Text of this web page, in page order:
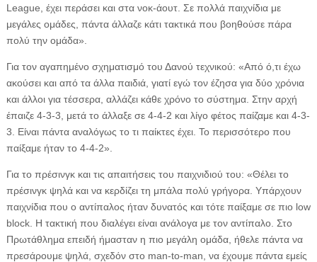
League, έχει περάσει και στα νοκ-άουτ. Σε πολλά παιχνίδια με
μεγάλες ομάδες, πάντα άλλαζε κάτι τακτικά που βοηθούσε πάρα
πολύ την ομάδα».
Για τον αγαπημένο σχηματισμό του Δανού τεχνικού: «Από ό,τι έχω
ακούσει και από τα άλλα παιδιά, γιατί εγώ τον έζησα για δύο χρόνια
και άλλοι για τέσσερα, αλλάζει κάθε χρόνο το σύστημα. Στην αρχή
έπαιζε 4-3-3, μετά το άλλαξε σε 4-4-2 και λίγο φέτος παίζαμε και 4-3-
3. Είναι πάντα αναλόγως το τι παίκτες έχει. Το περισσότερο που
παίξαμε ήταν το 4-4-2».
Για το πρέσινγκ και τις απαιτήσεις του παιχνιδιού του: «Θέλει το
πρέσινγκ ψηλά και να κερδίζει τη μπάλα πολύ γρήγορα. Υπάρχουν
παιχνίδια που ο αντίπαλος ήταν δυνατός και τότε παίξαμε σε πιο low
block. Η τακτική που διαλέγει είναι ανάλογα με τον αντίπαλο. Στο
Πρωτάθλημα επειδή ήμασταν η πιο μεγάλη ομάδα, ήθελε πάντα να
πρεσάρουμε ψηλά, σχεδόν στο man-to-man, να έχουμε πάντα εμείς